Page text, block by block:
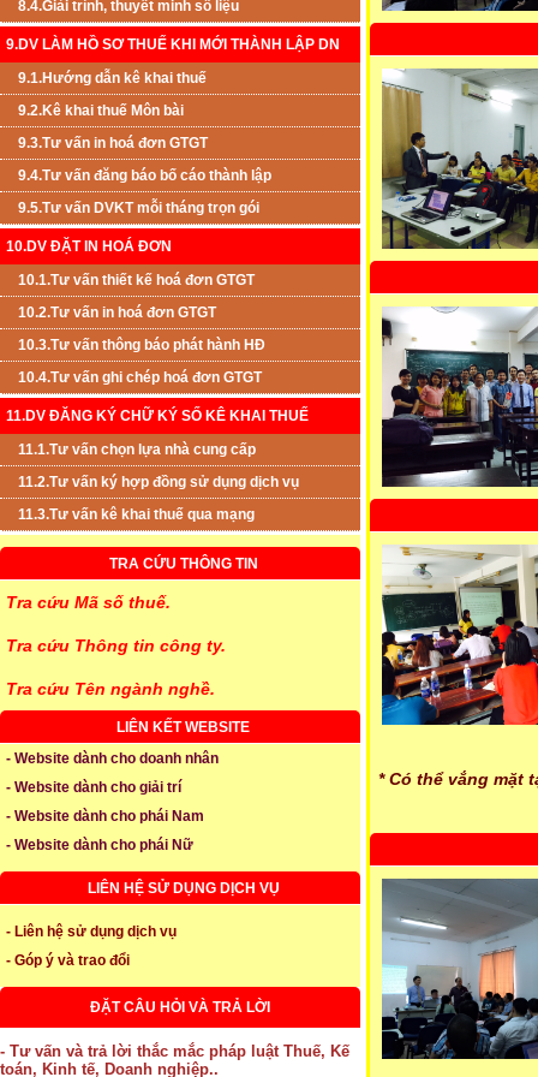
8.4.Giải trình, thuyết minh số liệu
9.DV LÀM HỒ SƠ THUẾ KHI MỚI THÀNH LẬP DN
9.1.Hướng dẫn kê khai thuế
9.2.Kê khai thuế Môn bài
9.3.Tư vấn in hoá đơn GTGT
9.4.Tư vấn đăng báo bố cáo thành lập
9.5.Tư vấn DVKT mỗi tháng trọn gói
10.DV ĐẶT IN HOÁ ĐƠN
10.1.Tư vấn thiết kế hoá đơn GTGT
10.2.Tư vấn in hoá đơn GTGT
10.3.Tư vấn thông báo phát hành HĐ
10.4.Tư vấn ghi chép hoá đơn GTGT
11.DV ĐĂNG KÝ CHỮ KÝ SỐ KÊ KHAI THUẾ
11.1.Tư vấn chọn lựa nhà cung cấp
11.2.Tư vấn ký hợp đồng sử dụng dịch vụ
11.3.Tư vấn kê khai thuế qua mạng
TRA CỨU THÔNG TIN
Tra cứu Mã số thuế.
Tra cứu Thông tin công ty.
Tra cứu Tên ngành nghề.
LIÊN KẾT WEBSITE
- Website dành cho doanh nhân
- Website dành cho giải trí
- Website dành cho phái Nam
- Website dành cho phái Nữ
LIÊN HỆ SỬ DỤNG DỊCH VỤ
- Liên hệ sử dụng dịch vụ
- Góp ý và trao đổi
ĐẶT CÂU HỎI VÀ TRẢ LỜI
- Tư vấn và trả lời thắc mắc pháp luật Thuế, Kế
toán, Kinh tế, Doanh nghiệp..
* Có thể vắng mặt